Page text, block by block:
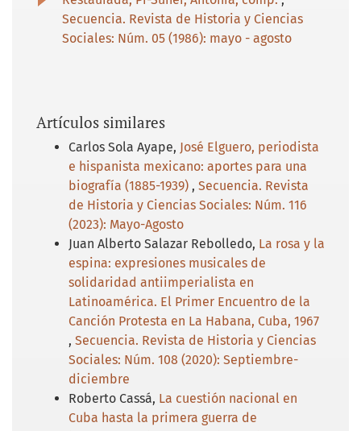
Secuencia. Revista de Historia y Ciencias
Sociales: Núm. 05 (1986): mayo - agosto
Artículos similares
Carlos Sola Ayape, José Elguero, periodista
e hispanista mexicano: aportes para una
biografía (1885-1939) , Secuencia. Revista
de Historia y Ciencias Sociales: Núm. 116
(2023): Mayo-Agosto
Juan Alberto Salazar Rebolledo, La rosa y la
espina: expresiones musicales de
solidaridad antiimperialista en
Latinoamérica. El Primer Encuentro de la
Canción Protesta en La Habana, Cuba, 1967
, Secuencia. Revista de Historia y Ciencias
Sociales: Núm. 108 (2020): Septiembre-
diciembre
Roberto Cassá, La cuestión nacional en
Cuba hasta la primera guerra de